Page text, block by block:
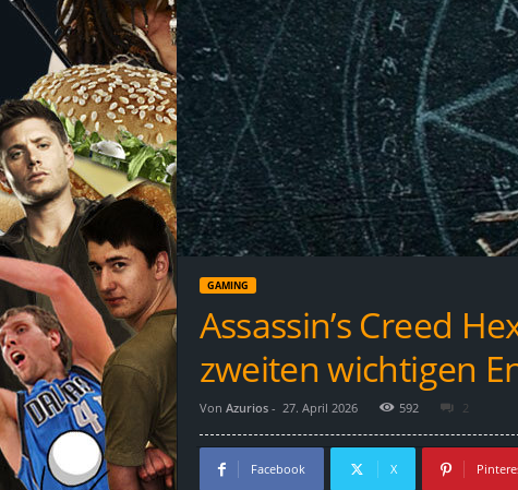
n
h
o
.
d
e
i
n
GAMING
Assassin’s Creed
zweiten wichtigen
Von Azurios- 27. April 2026 592 2
Facebook X